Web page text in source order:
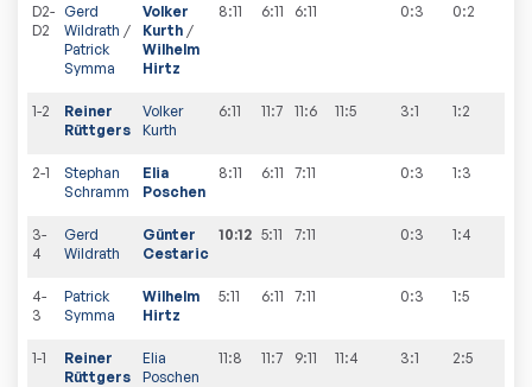
D2-
D2
Gerd
Wildrath /
Patrick
Symma
Volker
Kurth /
Wilhelm
Hirtz
8:11 6:11 6:11 0:3 0:2
1-2
Reiner
Rüttgers
Volker
Kurth
6:11 11:7 11:6 11:5 3:1 1:2
2-1
Stephan
Schramm
Elia
Poschen
8:11 6:11 7:11 0:3 1:3
3-
4
Gerd
Wildrath
Günter
Cestaric
10:12 5:11 7:11 0:3 1:4
4-
3
Patrick
Symma
Wilhelm
Hirtz
5:11 6:11 7:11 0:3 1:5
1-1
Reiner
Rüttgers
Elia
Poschen
11:8 11:7 9:11 11:4 3:1 2:5